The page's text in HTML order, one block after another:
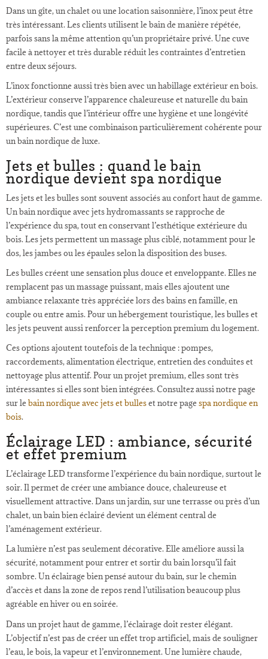
Dans un gîte, un chalet ou une location saisonnière, l’inox peut être
très intéressant. Les clients utilisent le bain de manière répétée,
parfois sans la même attention qu’un propriétaire privé. Une cuve
facile à nettoyer et très durable réduit les contraintes d’entretien
entre deux séjours.
L’inox fonctionne aussi très bien avec un habillage extérieur en bois.
L’extérieur conserve l’apparence chaleureuse et naturelle du bain
nordique, tandis que l’intérieur offre une hygiène et une longévité
supérieures. C’est une combinaison particulièrement cohérente pour
un bain nordique de luxe.
Jets et bulles : quand le bain
nordique devient spa nordique
Les jets et les bulles sont souvent associés au confort haut de gamme.
Un bain nordique avec jets hydromassants se rapproche de
l’expérience du spa, tout en conservant l’esthétique extérieure du
bois. Les jets permettent un massage plus ciblé, notamment pour le
dos, les jambes ou les épaules selon la disposition des buses.
Les bulles créent une sensation plus douce et enveloppante. Elles ne
remplacent pas un massage puissant, mais elles ajoutent une
ambiance relaxante très appréciée lors des bains en famille, en
couple ou entre amis. Pour un hébergement touristique, les bulles et
les jets peuvent aussi renforcer la perception premium du logement.
Ces options ajoutent toutefois de la technique : pompes,
raccordements, alimentation électrique, entretien des conduites et
nettoyage plus attentif. Pour un projet premium, elles sont très
intéressantes si elles sont bien intégrées. Consultez aussi notre page
sur lebain nordique avec jets et bulleset notre pagespa nordique en
bois.
Éclairage LED : ambiance, sécurité
et effet premium
L’éclairage LED transforme l’expérience du bain nordique, surtout le
soir. Il permet de créer une ambiance douce, chaleureuse et
visuellement attractive. Dans un jardin, sur une terrasse ou près d’un
chalet, un bain bien éclairé devient un élément central de
l’aménagement extérieur.
La lumière n’est pas seulement décorative. Elle améliore aussi la
sécurité, notamment pour entrer et sortir du bain lorsqu’il fait
sombre. Un éclairage bien pensé autour du bain, sur le chemin
d’accès et dans la zone de repos rend l’utilisation beaucoup plus
agréable en hiver ou en soirée.
Dans un projet haut de gamme, l’éclairage doit rester élégant.
L’objectif n’est pas de créer un effet trop artificiel, mais de souligner
l’eau, le bois, la vapeur et l’environnement. Une lumière chaude,